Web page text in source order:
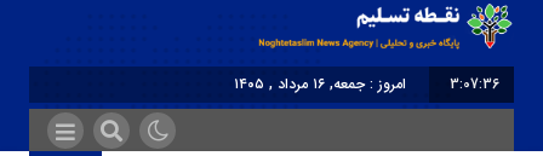
3:07:36
امروز : جمعه, ۱۶ مرداد , ۱۴۰۵